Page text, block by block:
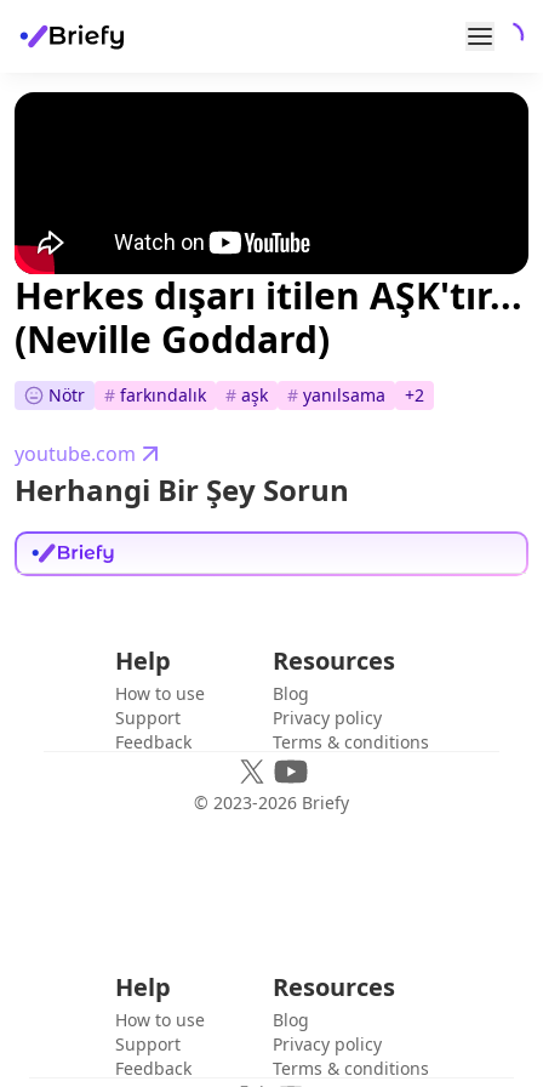
Herkes dışarı itilen AŞK'tır...
(Neville Goddard)
Nötr # farkındalık # aşk # yanılsama +2
youtube.com
Herhangi Bir Şey Sorun
Help
How to use
Support
Feedback
Resources
Blog
Privacy policy
Terms & conditions
© 2023-2026 Briefy
Help
How to use
Support
Feedback
Resources
Blog
Privacy policy
Terms & conditions